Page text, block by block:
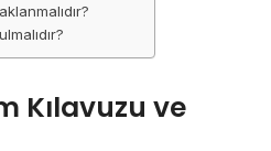
Kılavuzu ve